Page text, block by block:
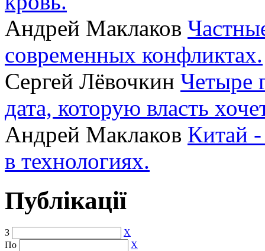
Андрей Маклаков
современных конфликтах.
Сергей Лёвочкин Четыре
дата, которую власть
Андрей Маклаков Китай
в технологиях.
Публікації
З
X
По
X